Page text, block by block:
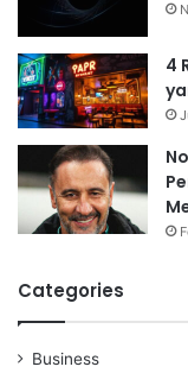
4
Categories
Business